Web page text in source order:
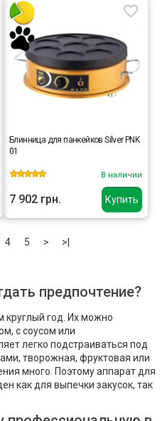
Купить
Блинница для панкейков Silver PNK
01
В наличии
7 902 грн.
4 5 > >|
предпочтение?
круглый год. Их можно
с соусом или
легко подстраиваться под
творожная, фруктовая или
много. Поэтому аппарат для
как для выпечки закусок, так